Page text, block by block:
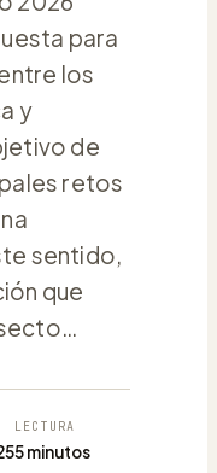
para
los
y
de
retos
sentido,
que
LECTURA
5 minutos